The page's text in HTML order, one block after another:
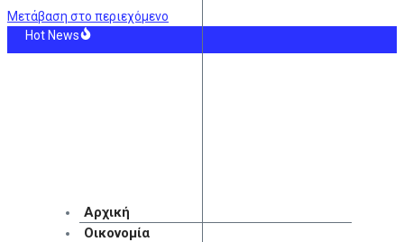
Μετάβαση στο περιεχόμενο
Hot News
Αρχική
Οικονομία